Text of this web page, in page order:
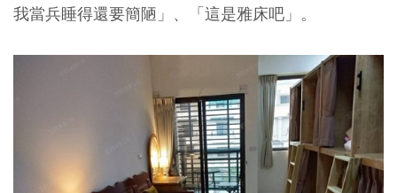
我當兵睡得還要簡陋」、「這是雅床吧」。